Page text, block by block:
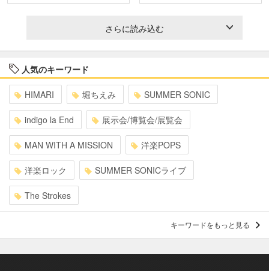
さらに読み込む
人気のキーワード
HIMARI 堀ちえみ SUMMER SONIC
indigo la End 展示会/博覧会/展覧会
MAN WITH A MISSION 洋楽POPS
洋楽ロック SUMMER SONICライブ
The Strokes
キーワードをもっと見る